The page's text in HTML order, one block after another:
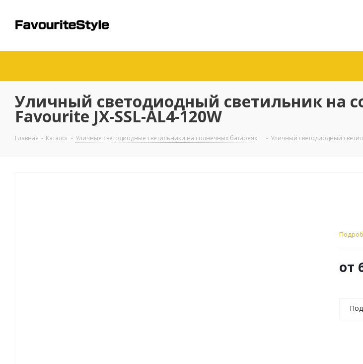
Уличный светодиодный светильник на
Favourite JX-SSL-AL4-120W
Главная - Каталог - Уличные светодиодные светильники на солнечных батареях - Уличный светодиодный
от